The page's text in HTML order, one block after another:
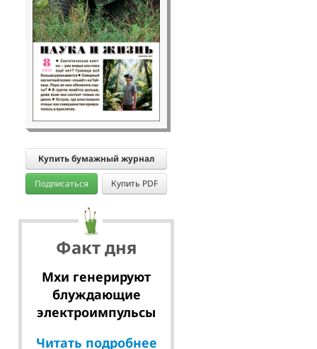
Купить бумажный журнал
Подписаться Купить PDF
Факт дня
Мхи генерируют
блуждающие
электроимпульсы
Читать подробнее